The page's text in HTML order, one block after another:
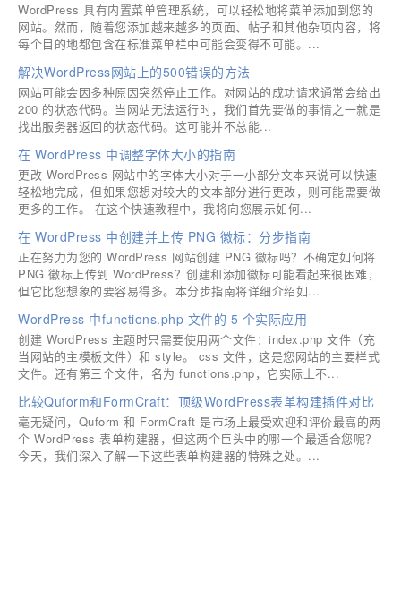
WordPress 具有内置菜单管理系统，可以轻松地将菜单添加到您的
网站。然而，随着您添加越来越多的页面、帖子和其他杂项内容，将
每个目的地都包含在标准菜单栏中可能会变得不可能。...
解决WordPress网站上的500错误的方法
网站可能会因多种原因突然停止工作。对网站的成功请求通常会给出
200 的状态代码。当网站无法运行时，我们首先要做的事情之一就是
找出服务器返回的状态代码。这可能并不总能...
在 WordPress 中调整字体大小的指南
更改 WordPress 网站中的字体大小对于一小部分文本来说可以快速
轻松地完成，但如果您想对较大的文本部分进行更改，则可能需要做
更多的工作。 在这个快速教程中，我将向您展示如何...
在 WordPress 中创建并上传 PNG 徽标：分步指南
正在努力为您的 WordPress 网站创建 PNG 徽标吗？不确定如何将
PNG 徽标上传到 WordPress？创建和添加徽标可能看起来很困难，
但它比您想象的要容易得多。本分步指南将详细介绍如...
WordPress 中functions.php 文件的 5 个实际应用
创建 WordPress 主题时只需要使用两个文件：index.php 文件（充
当网站的主模板文件）和 style。 css 文件，这是您网站的主要样式
文件。还有第三个文件，名为 functions.php，它实际上不...
比较Quform和FormCraft：顶级WordPress表单构建插件对比
毫无疑问，Quform 和 FormCraft 是市场上最受欢迎和评价最高的两
个 WordPress 表单构建器，但这两个巨头中的哪一个最适合您呢？
今天，我们深入了解一下这些表单构建器的特殊之处。...